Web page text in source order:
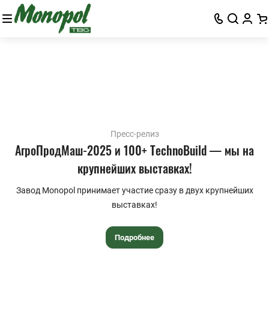
Пресс-релиз
АгроПродМаш-2025 и 100+ TechnoBuild — мы на
крупнейших выставках!
Завод Monopol принимает участие сразу в двух крупнейших
выставках!
Подробнее